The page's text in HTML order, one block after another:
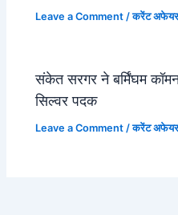
Leave a Comment /करेंट
संकेत सरगर ने बर्मिंघम
सिल्वर पदक
Leave a Comment /करेंट